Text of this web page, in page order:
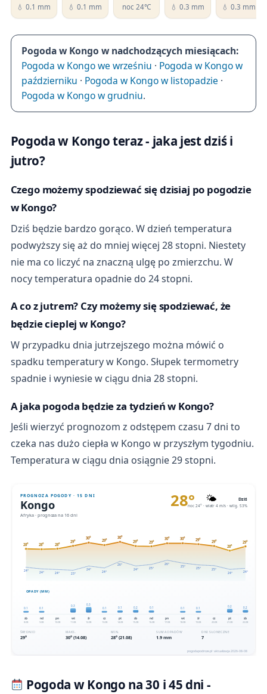
💧 0.1 mm 💧 0.1 mm noc 24℃ 💧 0.3 mm 💧 0.3 mm
Pogoda w Kongo w nadchodzących miesiącach:
Pogoda w Kongo we wrześniu · Pogoda w Kongo w
październiku · Pogoda w Kongo w listopadzie ·
Pogoda w Kongo w grudniu.
Pogoda w Kongo teraz - jaka jest dziś i
jutro?
Czego możemy spodziewać się dzisiaj po pogodzie
w Kongo?
Dziś będzie bardzo gorąco. W dzień temperatura
podwyższy się aż do mniej więcej 28 stopni. Niestety
nie ma co liczyć na znaczną ulgę po zmierzchu. W
nocy temperatura opadnie do 24 stopni.
A co z jutrem? Czy możemy się spodziewać, że
będzie cieplej w Kongo?
W przypadku dnia jutrzejszego można mówić o
spadku temperatury w Kongo. Słupek termometry
spadnie i wyniesie w ciągu dnia 28 stopni.
A jaka pogoda będzie za tydzień w Kongo?
Jeśli wierzyć prognozom z odstępem czasu 7 dni to
czeka nas dużo ciepła w Kongo w przyszłym tygodniu.
Temperatura w ciągu dnia osiągnie 29 stopni.
Pogoda w Kongo na 30 i 45 dni -